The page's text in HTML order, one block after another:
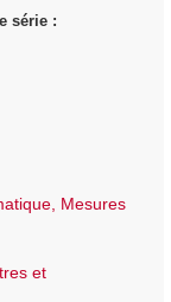
série :
Mesures
et